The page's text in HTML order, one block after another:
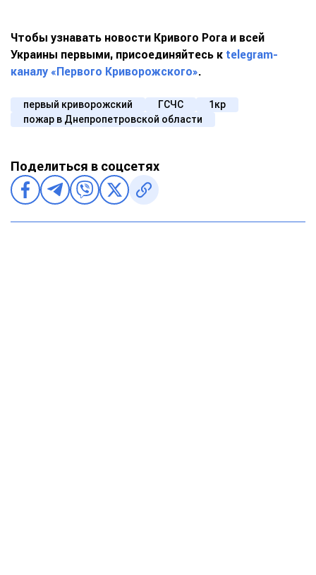
Чтобы узнавать новости Кривого Рога и всей
Украины первыми, присоединяйтесь к telegram-
каналу «Первого Криворожского».
первый криворожский ГСЧС
1кр
пожар в Днепропетровской области
Поделиться в соцсетях